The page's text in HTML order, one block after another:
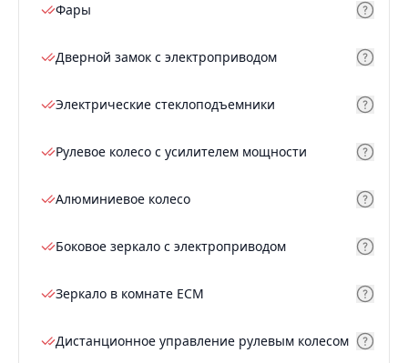
Фары
Дверной замок с электроприводом
Электрические стеклоподъемники
Рулевое колесо с усилителем мощности
Алюминиевое колесо
Боковое зеркало с электроприводом
Зеркало в комнате ECM
Дистанционное управление рулевым колесом